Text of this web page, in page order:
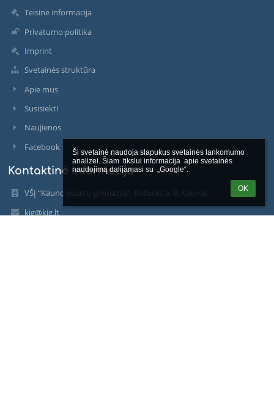
Ši svetainė naudoja slapukus svetainės lankomumo
analizei. Šiam  tikslui informacija  apie svetainės
naudojimą dalijamasi su  „Google“.
OK
Teisinė informacija
Privatumo politika
Imprint
Svetainės struktūra
Apie mus
Susisiekti
Naujienos
Facebook
Kontaktinė informacija
VŠĮ “Kauno jėzuitų gimnazija”, Rotušės a. 9, Kaunas
kjg@kjg.lt